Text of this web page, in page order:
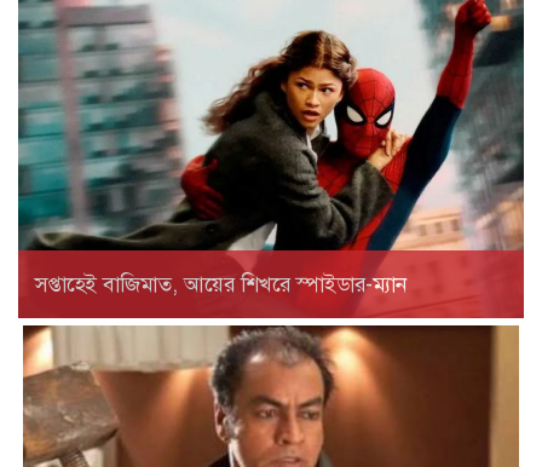
মারা গেছেন ‘গজনি’ খ্যাত অভিনেতা প্রদীপ রাওয়াত
ভারতীয় চলচ্চিত্রের পরিচিত মুখ ও ‘গজনি’ সিনেমার খলনায়ক চরিত্রে
জনপ্রিয় অভিনেতা প্রদীপ রাওয়াত মারা গেছেন। মৃত্যুকালে তার বয়স